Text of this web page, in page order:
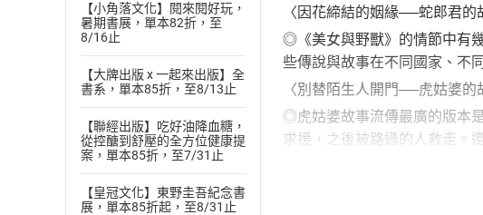
【小角落文化】閱來閱好玩，
暑期書展，單本82折，至
8/16止
【大牌出版 x 一起來出版】全
書系，單本85折，至8/13止
【聯經出版】吃好油降血糖，
從控醣到舒壓的全方位健康提
案，單本85折，至7/31止
【皇冠文化】東野圭吾紀念書
展，單本85折起，至8/31止
〈因花締結的姻緣──蛇郎君的
◎《美女與野獸》的情節中有
些傳說與故事在不同國家、不
〈別替陌生人開門──虎姑婆的
◎虎姑婆故事流傳最廣的版本
求援，之後被路過的人救走。
◎《生蕃傳說集》裡風婆的故